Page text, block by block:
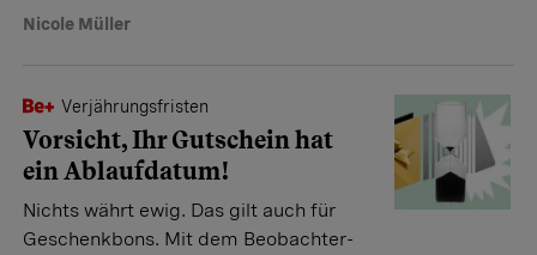
Nicole Müller
Verjährungsfristen
Vorsicht, Ihr Gutschein hat
ein Ablaufdatum!
Nichts währt ewig. Das gilt auch für
Geschenkbons. Mit dem Beobachter-